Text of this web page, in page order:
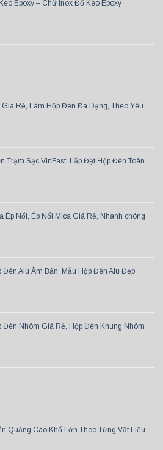
Epoxy – Chữ Inox Đổ Keo Epoxy
Rẻ, Làm Hộp Đèn Đa Dạng, Theo Yêu
Trạm Sạc VinFast, Lắp Đặt Hộp Đèn Toàn
Ép Nổi, Ép Nổi Mica Giá Rẻ, Nhanh chóng
Đèn Alu Âm Bản, Mẫu Hộp Đèn Alu Đẹp
Đèn Nhôm Giá Rẻ, Hộp Đèn Khung Nhôm
Quảng Cáo Khổ Lớn Theo Từng Vật Liệu